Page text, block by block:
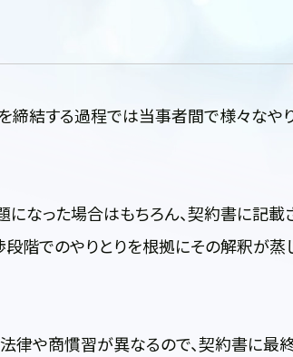
締結する過程では当事者間で様々なや
なった場合はもちろん、契約書に記載
階でのやりとりを根拠にその解釈が蒸
律や商慣習が異なるので、契約書に最